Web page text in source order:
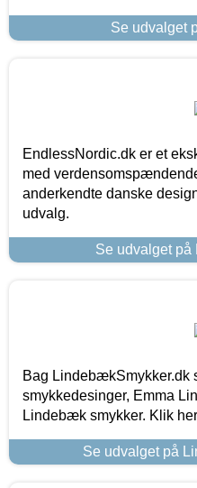
Se udvalget
EndlessNordic.dk er et
med
anderkendte danske
udvalg.
Se udvalget på
Bag LindebækSmykker.dk
smykkedesinger, Emma
Lindebæk smykker. Klik
Se udvalget på